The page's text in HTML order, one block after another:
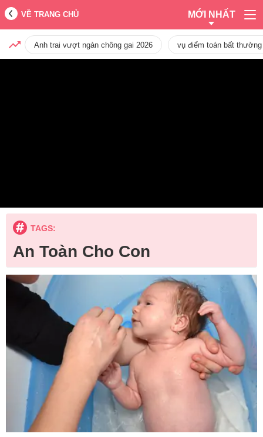
VỀ TRANG CHỦ MỚI NHẤT
Anh trai vượt ngàn chông gai 2026 vụ điểm toán bất
TAGS:
An Toàn Cho Con